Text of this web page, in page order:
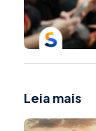
Leia mais